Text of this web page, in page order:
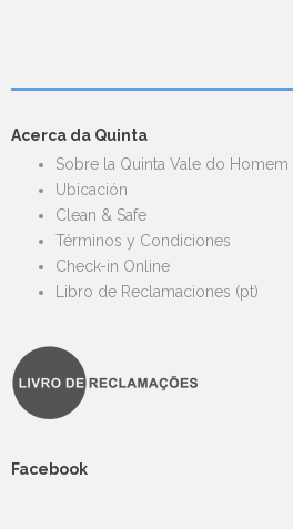
Acerca da Quinta
Sobre la Quinta Vale do Homem
Ubicación
Clean & Safe
Términos y Condiciones
Check-in Online
Libro de Reclamaciones (pt)
Facebook